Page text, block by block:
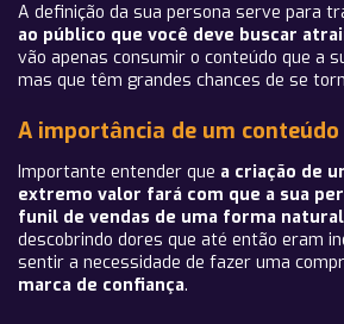
A definição da sua persona serve para
ao público que você deve buscar
vão apenas consumir o conteúdo que a
mas que têm grandes chances de se
A importância de um
Importante entender que a criação de
extremo valor fará com que a sua
funil de vendas de uma forma natural
descobrindo dores que até então eram
sentir a necessidade de fazer uma
marca de confiança.